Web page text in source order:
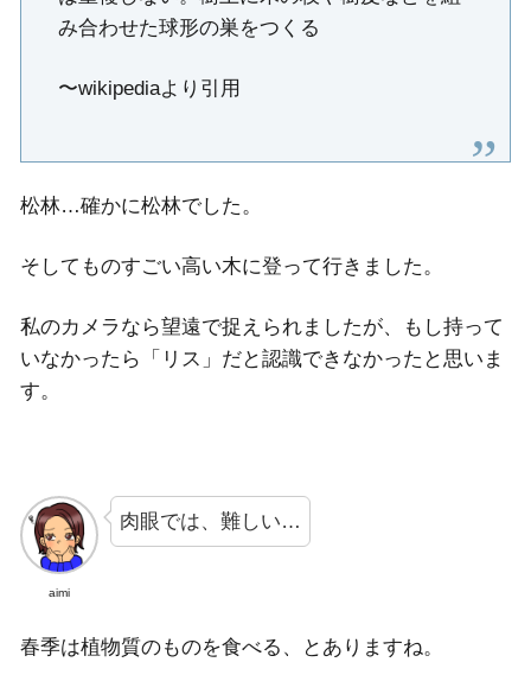
み合わせた球形の巣をつくる
〜wikipediaより引用
松林…確かに松林でした。
そしてものすごい高い木に登って行きました。
私のカメラなら望遠で捉えられましたが、もし持って
いなかったら「リス」だと認識できなかったと思いま
す。
aimi
肉眼では、難しい…
春季は植物質のものを食べる、とありますね。